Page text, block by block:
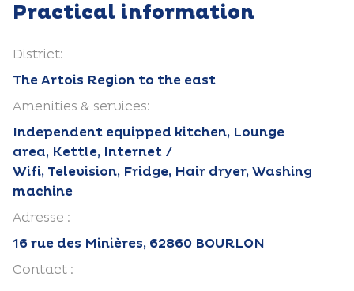
Practical information
District:
The Artois Region to the east
Amenities & services:
Independent equipped kitchen, Lounge
area, Kettle, Internet /
Wifi, Television, Fridge, Hair dryer, Washing
machine
Adresse :
16 rue des Minières, 62860 BOURLON
Contact :